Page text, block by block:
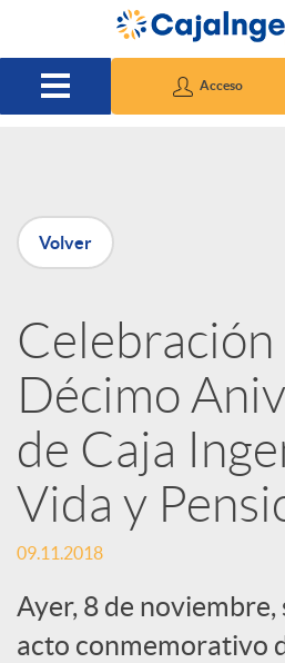
Saltar al contenido principal
Acceso
P
u
b
l
i
c
a
Volver
Celebración
Décimo
de Caja
Vida y
09.11.2018
Ayer, 8 de noviembre,
acto conmemorativo